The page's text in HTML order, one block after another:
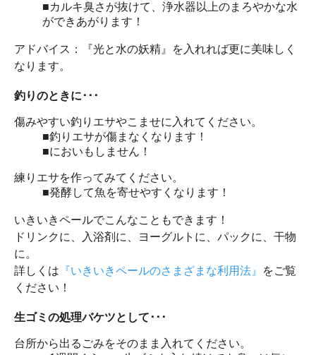
■カルキ臭さが抜けて、浄水器以上のまろやかな水
ができあがります！
アドバイス：『光と水の妖精』を入れれば更に美味しく
なります。
釣りのときに･･･
傷みやすい釣りエサやこませに入れてください。
■釣りエサが傷まなくなります！
■においもしません！
練りエサを作ってみてください。
■発酵して魚を寄せやすくなります！
いきいきペールでこんなこともできます！
ドリンクに、入浴剤に、ヨーグルトに、パックに、干物
に。
詳しくは 『いきいきペールのさまざまな利用法』
をご覧
ください！
生ゴミの処理バケツとして･･･
台所から出るごみをそのまま入れてください。